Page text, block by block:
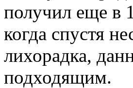
получил еще в
когда спустя
лихорадка,
подходящим.